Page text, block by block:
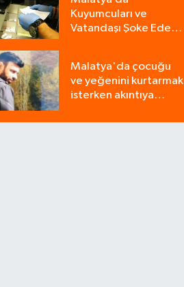
Kuyumcuları ve
Vatandaşı Şoke Eden
Bozdu!
Malatya'da çocuğu
ve yeğenini kurtarmak
isterken akıntıya
yaşamını yitirdi